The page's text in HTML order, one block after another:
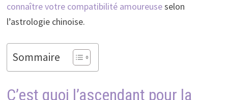
connaître votre compatibilité amoureuseselon
l’astrologie chinoise.
Sommaire
C’est quoi l’ascendant pour la